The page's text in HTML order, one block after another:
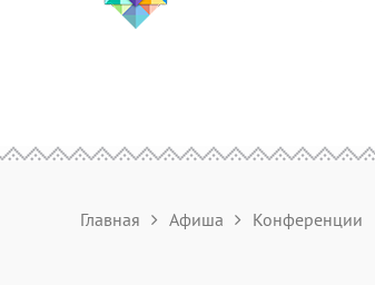
Главная Афиша Конференции